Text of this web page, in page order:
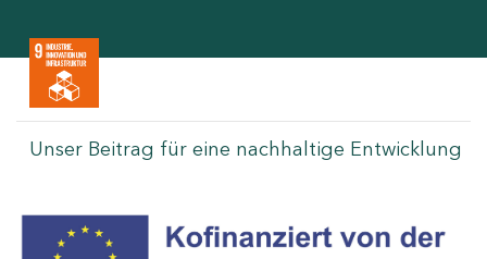
Unser Beitrag für eine nachhaltige Entwicklung